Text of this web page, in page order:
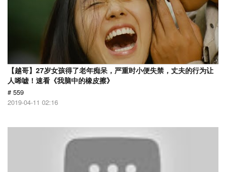
【越哥】27岁女孩得了老年痴呆，严重时小便失禁，丈夫的行为让
人唏嘘！速看《我脑中的橡皮擦》
# 559
2019-04-11 02:16